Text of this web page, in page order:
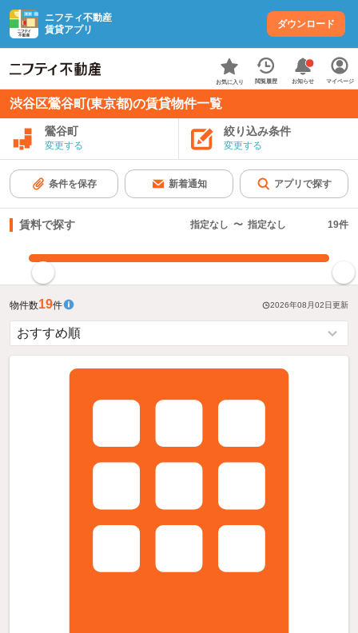
ニフティ不動産
賃貸アプリ
ダウンロード
お気に入り 閲覧履歴 お知らせ マイページ
渋谷区鶯谷町(東京都)の賃貸物件一覧
鶯谷町
変更する
絞り込み条件
変更する
条件を保存 新着通知 アプリで探す
賃料で探す 指定なし 〜 指定なし 19件
物件数19件 2026年08月02日更新